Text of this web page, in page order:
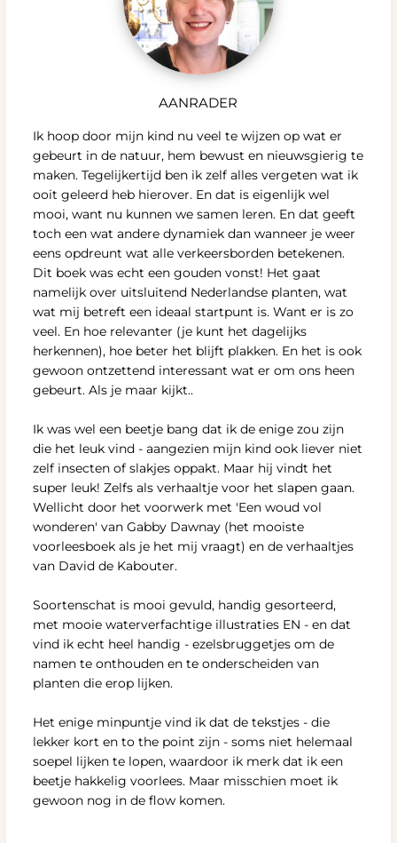
AANRADER
Ik hoop door mijn kind nu veel te wijzen op wat er
gebeurt in de natuur, hem bewust en nieuwsgierig te
maken. Tegelijkertijd ben ik zelf alles vergeten wat ik
ooit geleerd heb hierover. En dat is eigenlijk wel
mooi, want nu kunnen we samen leren. En dat geeft
toch een wat andere dynamiek dan wanneer je weer
eens opdreunt wat alle verkeersborden betekenen.
Dit boek was echt een gouden vonst! Het gaat
namelijk over uitsluitend Nederlandse planten, wat
wat mij betreft een ideaal startpunt is. Want er is zo
veel. En hoe relevanter (je kunt het dagelijks
herkennen), hoe beter het blijft plakken. En het is ook
gewoon ontzettend interessant wat er om ons heen
gebeurt. Als je maar kijkt..
Ik was wel een beetje bang dat ik de enige zou zijn
die het leuk vind - aangezien mijn kind ook liever niet
zelf insecten of slakjes oppakt. Maar hij vindt het
super leuk! Zelfs als verhaaltje voor het slapen gaan.
Wellicht door het voorwerk met 'Een woud vol
wonderen' van Gabby Dawnay (het mooiste
voorleesboek als je het mij vraagt) en de verhaaltjes
van David de Kabouter.
Soortenschat is mooi gevuld, handig gesorteerd,
met mooie waterverfachtige illustraties EN - en dat
vind ik echt heel handig - ezelsbruggetjes om de
namen te onthouden en te onderscheiden van
planten die erop lijken.
Het enige minpuntje vind ik dat de tekstjes - die
lekker kort en to the point zijn - soms niet helemaal
soepel lijken te lopen, waardoor ik merk dat ik een
beetje hakkelig voorlees. Maar misschien moet ik
gewoon nog in de flow komen.